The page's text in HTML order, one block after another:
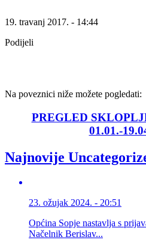
19. travanj 2017. - 14:44
Podijeli
Na poveznici niže možete pogledati:
PREGLED
01.01.-
Najnovije
23. ožujak 2024. - 20:51
Općina Sopje nastavlja s
Načelnik Berislav...